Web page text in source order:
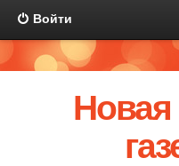
Войти
Новая